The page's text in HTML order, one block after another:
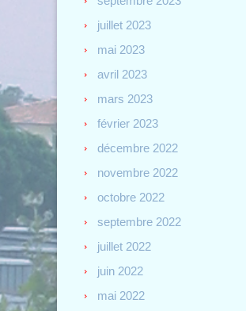
juillet 2023
mai 2023
avril 2023
mars 2023
février 2023
décembre 2022
novembre 2022
octobre 2022
septembre 2022
juillet 2022
juin 2022
mai 2022